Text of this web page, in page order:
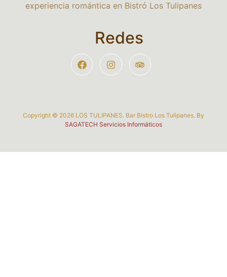
experiencia romántica en Bistró Los Tulipanes
Redes
Copyright © 2026 LOS TULIPANES. Bar Bistro Los Tulipanes. By
SAGATECH Servicios Informáticos